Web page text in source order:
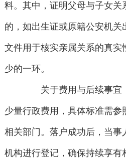
料。其中，证明父母与子女关
的，如出生证或原籍公安机关
文件用于核实亲属关系的真实
少的一环。
关于费用与后续事宜
少量行政费用，具体标准需参
相关部门。落户成功后，当事
机构进行登记，确保持续享有